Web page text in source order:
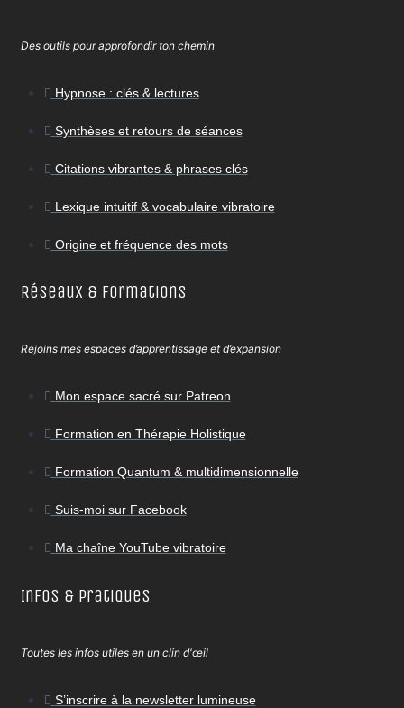
Des outils pour approfondir ton chemin
Hypnose : clés & lectures
Synthèses et retours de séances
Citations vibrantes & phrases clés
Lexique intuitif & vocabulaire vibratoire
Origine et fréquence des mots
Réseaux & Formations
Rejoins mes espaces d’apprentissage et d’expansion
Mon espace sacré sur Patreon
Formation en Thérapie Holistique
Formation Quantum & multidimensionnelle
Suis-moi sur Facebook
Ma chaîne YouTube vibratoire
Infos & Pratiques
Toutes les infos utiles en un clin d'œil
S’inscrire à la newsletter lumineuse